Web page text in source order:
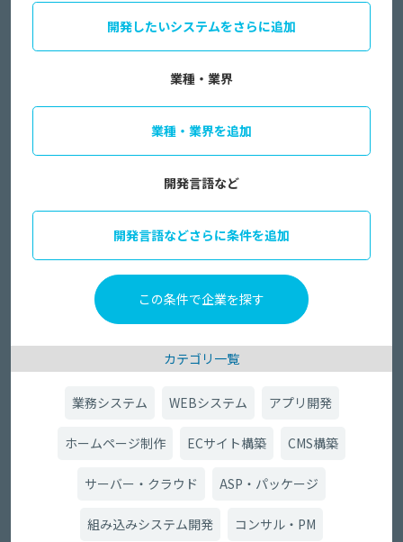
開発したいシステムをさらに追加
業種・業界
業種・業界を追加
開発言語など
開発言語などさらに条件を追加
カテゴリ一覧
業務システム WEBシステム アプリ開発
ホームページ制作 ECサイト構築 CMS構築
サーバー・クラウド ASP・パッケージ
組み込みシステム開発 コンサル・PM